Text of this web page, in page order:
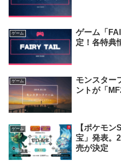
ゲーム
ゲーム「
定！各特典
ゲーム
モンスター
ントが「
ゲーム
【ポケモ
宝」発表。
売が決定